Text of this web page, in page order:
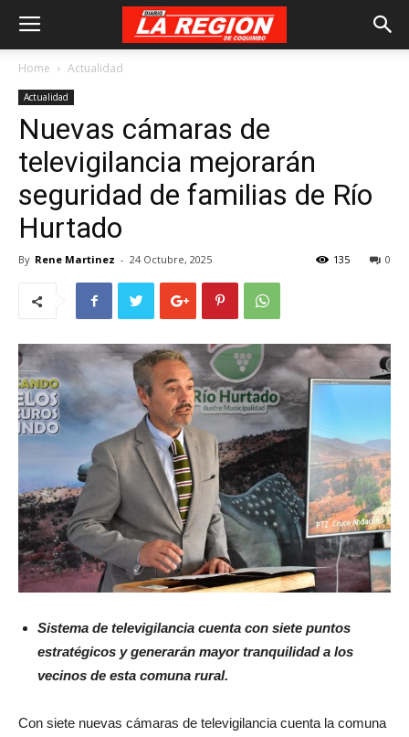
Home Actualidad
Actualidad
Nuevas cámaras de
televigilancia mejorarán
seguridad de familias de Río
Hurtado
By Rene Martinez - 24 Octubre, 2025 0
135
Sistema de televigilancia cuenta con siete puntos
estratégicos y generarán mayor tranquilidad a los
vecinos de esta comuna rural.
Con siete nuevas cámaras de televigilancia cuenta la comuna